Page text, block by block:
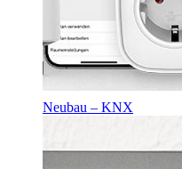
Neubau – KNX